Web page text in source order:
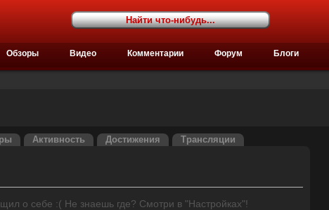
Обзоры Видео Комментарии Форум Блоги
Активность Достижения Трансляции
о себе :( Не знаешь где? Смотри в "Настройках"!